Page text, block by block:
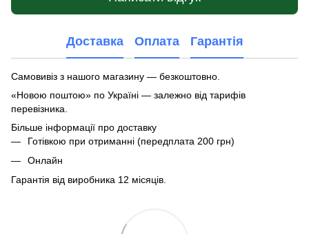
Доставка Оплата Гарантія
Самовивіз з нашого магазину — безкоштовно.
«Новою поштою» по Україні — залежно від тарифів
перевізника.
Більше інформації про доставку
Готівкою при отриманні (передплата 200 грн)
Онлайн
Гарантія від виробника 12 місяців.